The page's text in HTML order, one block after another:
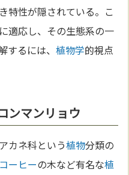
特性が隠されている。こ
適応し、その生態系の一
するには、植物学的視点
ンマンリョウ
カネ科という植物分類の
コーヒーの木など有名な植